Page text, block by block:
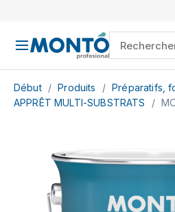
Début / Produits / Préparatifs,
APPRÊT MULTI-SUBSTRATS
/